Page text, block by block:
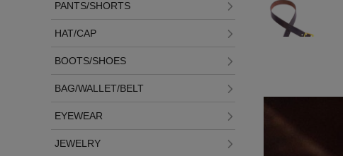
PANTS/SHORTS
HAT/CAP
BOOTS/SHOES
BAG/WALLET/BELT
EYEWEAR
JEWELRY